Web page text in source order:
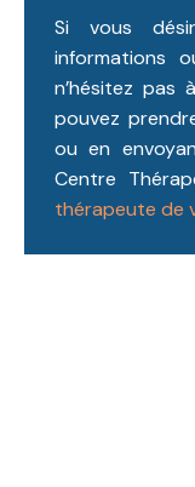
Si vous
informations
n’hésitez pas à
pouvez
ou en
Centre
thérapeute de